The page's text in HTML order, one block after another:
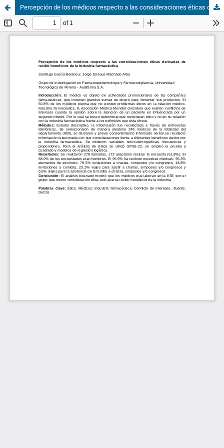
Percepción de los médicos respecto a las consideraciones éticas derivadas de recibir beneficios de la industria farmacéutica